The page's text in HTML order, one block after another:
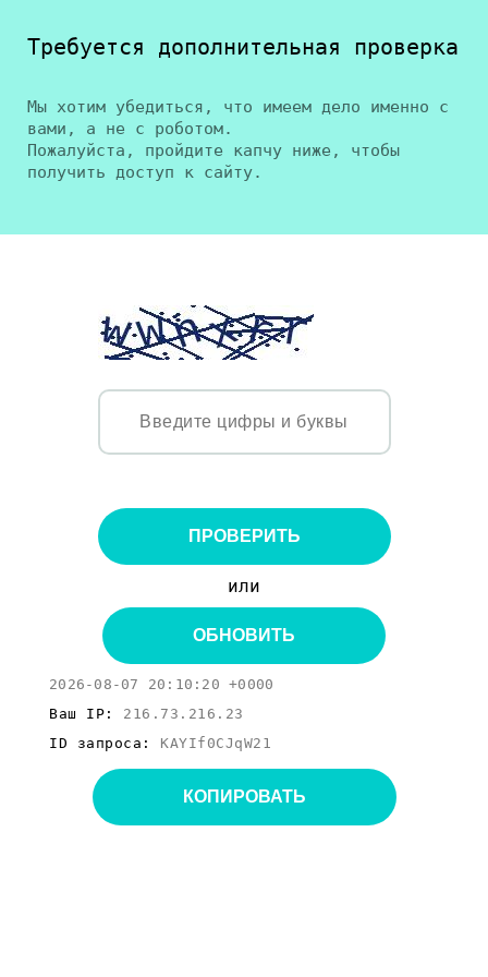
Требуется дополнительная проверка
Мы хотим убедиться, что имеем дело именно с
вами, а не с роботом.
Пожалуйста, пройдите капчу ниже, чтобы
получить доступ к сайту.
ПРОВЕРИТЬ
или
ОБНОВИТЬ
2026-08-07 20:10:20 +0000
Ваш IP: 216.73.216.23
ID запроса: KAYIf0CJqW21
КОПИРОВАТЬ